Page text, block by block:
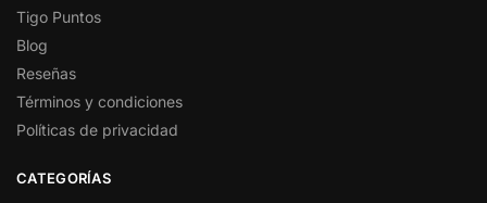
Tigo Puntos
Blog
Reseñas
Términos y condiciones
Políticas de privacidad
CATEGORÍAS